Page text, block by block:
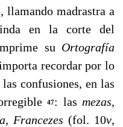
llamando madrastra a
en la corte del
su Ortografía
recordar por lo
confusiones, en las
47: las mezas,
Francezes (fol. 10v,